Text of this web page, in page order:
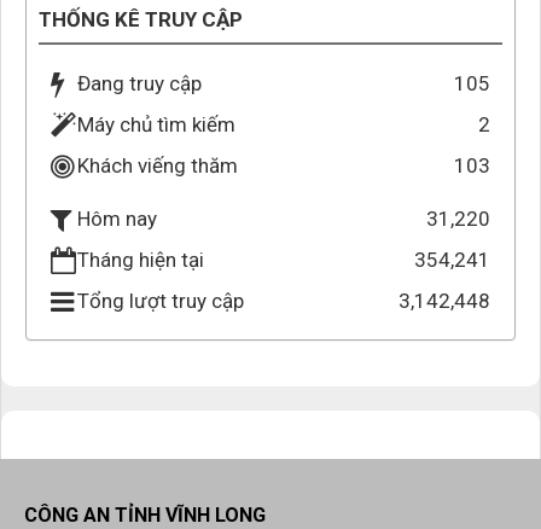
THỐNG KÊ TRUY CẬP
Đang truy cập
105
Máy chủ tìm kiếm
2
Khách viếng thăm
103
Hôm nay
31,220
Tháng hiện tại
354,241
Tổng lượt truy cập
3,142,448
CÔNG AN TỈNH VĨNH LONG